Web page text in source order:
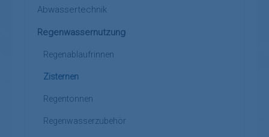
Abwassertechnik
Regenwassernutzung
Regenablaufrinnen
Zisternen
Regentonnen
Regenwasserzubehör